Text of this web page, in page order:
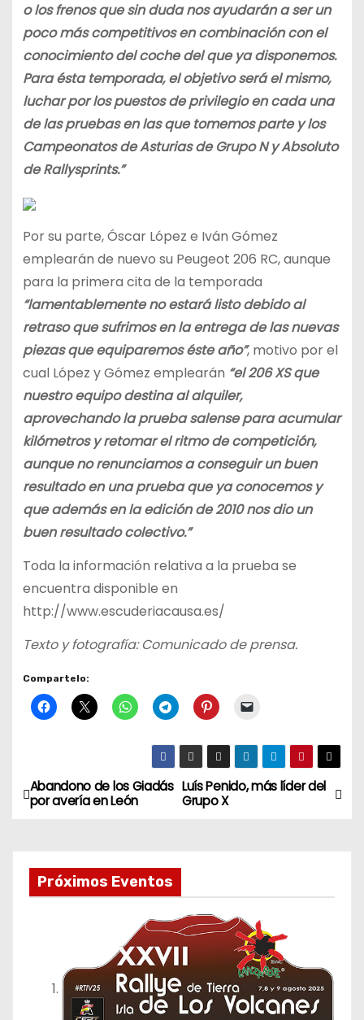
o los frenos que sin duda nos ayudarán a ser un
poco más competitivos en combinación con el
conocimiento del coche del que ya disponemos.
Para ésta temporada, el objetivo será el mismo,
luchar por los puestos de privilegio en cada una
de las pruebas en las que tomemos parte y los
Campeonatos de Asturias de Grupo N y Absoluto
de Rallysprints.”
Por su parte, Óscar López e Iván Gómez
emplearán de nuevo su Peugeot 206 RC, aunque
para la primera cita de la temporada
“lamentablemente no estará listo debido al
retraso que sufrimos en la entrega de las nuevas
piezas que equiparemos éste año”, motivo por el
cual López y Gómez emplearán “el 206 XS que
nuestro equipo destina al alquiler,
aprovechando la prueba salense para acumular
kilómetros y retomar el ritmo de competición,
aunque no renunciamos a conseguir un buen
resultado en una prueba que ya conocemos y
que además en la edición de 2010 nos dio un
buen resultado colectivo.”
Toda la información relativa a la prueba se
encuentra disponible en
http://www.escuderiacausa.es/
Texto y fotografía: Comunicado de prensa.
Compartelo:
N
v
e
Luís Penido, más líder del
Grupo X
Abandono de los Giadás
por avería en León
Próximos Eventos